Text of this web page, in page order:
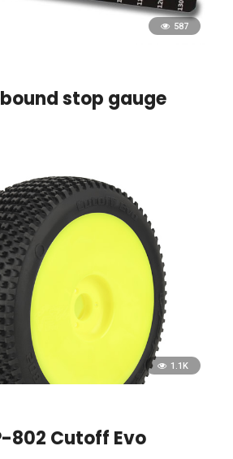
587
stop gauge
1.1K
802 Cutoff Evo